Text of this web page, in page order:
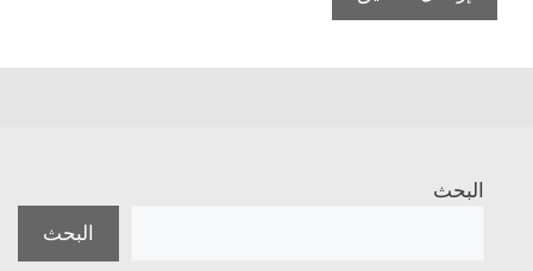
البحث
البحث